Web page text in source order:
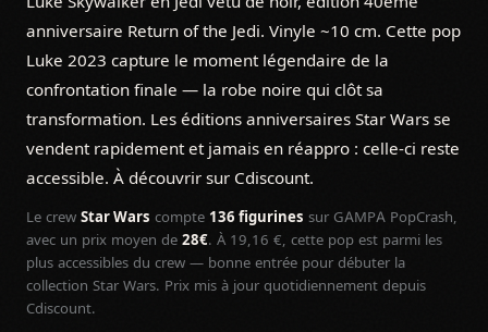
anniversaire Return of the Jedi. Vinyle ~10 cm. Cette pop
Luke 2023 capture le moment légendaire de la
confrontation finale — la robe noire qui clôt sa
transformation. Les éditions anniversaires Star Wars se
vendent rapidement et jamais en réappro : celle-ci reste
accessible. À découvrir sur Cdiscount.
Le crew Star Wars compte 136 figurines sur GAMPA PopCrash,
avec un prix moyen de 28€. À 19,16 €, cette pop est parmi les
plus accessibles du crew — bonne entrée pour débuter la
collection Star Wars. Prix mis à jour quotidiennement depuis
Cdiscount.